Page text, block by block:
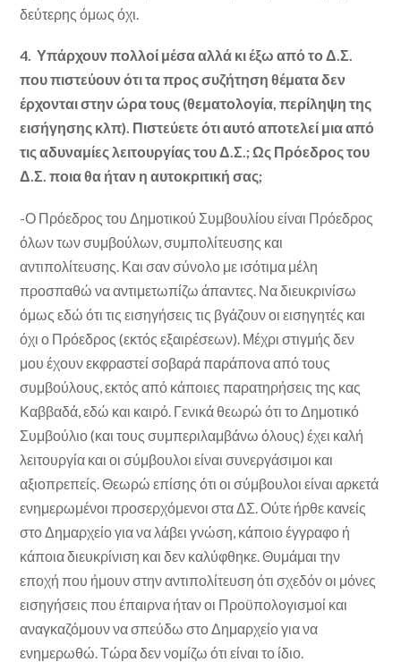
δεύτερης όμως όχι.
4. Υπάρχουν πολλοί μέσα αλλά κι έξω από το Δ.Σ.
που πιστεύουν ότι τα προς συζήτηση θέματα δεν
έρχονται στην ώρα τους (θεματολογία, περίληψη της
εισήγησης κλπ). Πιστεύετε ότι αυτό αποτελεί μια από
τις αδυναμίες λειτουργίας του Δ.Σ.; Ως Πρόεδρος του
Δ.Σ. ποια θα ήταν η αυτοκριτική σας;
-Ο Πρόεδρος του Δημοτικού Συμβουλίου είναι Πρόεδρος
όλων των συμβούλων, συμπολίτευσης και
αντιπολίτευσης. Και σαν σύνολο με ισότιμα μέλη
προσπαθώ να αντιμετωπίζω άπαντες. Να διευκρινίσω
όμως εδώ ότι τις εισηγήσεις τις βγάζουν οι εισηγητές και
όχι ο Πρόεδρος (εκτός εξαιρέσεων). Μέχρι στιγμής δεν
μου έχουν εκφραστεί σοβαρά παράπονα από τους
συμβούλους, εκτός από κάποιες παρατηρήσεις της κας
Καββαδά, εδώ και καιρό. Γενικά θεωρώ ότι το Δημοτικό
Συμβούλιο (και τους συμπεριλαμβάνω όλους) έχει καλή
λειτουργία και οι σύμβουλοι είναι συνεργάσιμοι και
αξιοπρεπείς. Θεωρώ επίσης ότι οι σύμβουλοι είναι αρκετά
ενημερωμένοι προσερχόμενοι στα ΔΣ. Ούτε ήρθε κανείς
στο Δημαρχείο για να λάβει γνώση, κάποιο έγγραφο ή
κάποια διευκρίνιση και δεν καλύφθηκε. Θυμάμαι την
εποχή που ήμουν στην αντιπολίτευση ότι σχεδόν οι μόνες
εισηγήσεις που έπαιρνα ήταν οι Προϋπολογισμοί και
αναγκαζόμουν να σπεύδω στο Δημαρχείο για να
ενημερωθώ. Τώρα δεν νομίζω ότι είναι το ίδιο.